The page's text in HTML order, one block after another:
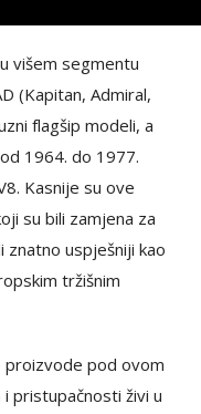
višem segmentu
(Kapitan, Admiral,
flagšip modeli, a
1964. do 1977.
Kasnije su ove
su bili zamjena za
znatno uspješniji kao
tržišnim
proizvode pod ovom
pristupačnosti živi u